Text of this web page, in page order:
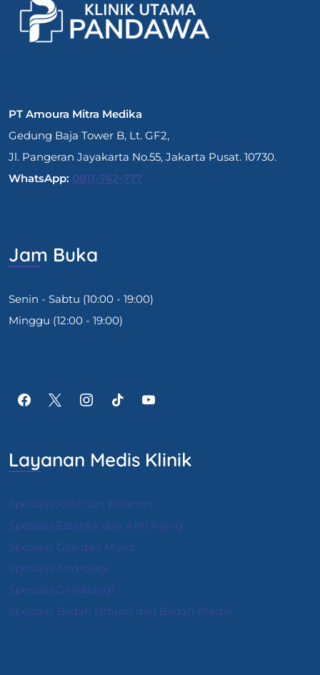
PT Amoura Mitra Medika
Gedung Baja Tower B, Lt. GF2,
Jl. Pangeran Jayakarta No.55, Jakarta Pusat. 10730.
WhatsApp: 0811-742-777
Jam Buka
Senin - Sabtu (10:00 - 19:00)
Minggu (12:00 - 19:00)
Layanan Medis Klinik
Spesialis Kulit dan Kelamin
Spesialis Estetika dan Anti Aging
Spesialis Gigi dan Mulut
Spesialis Andrologi
Spesialis Ginekologi
Spesialis Bedah Umum dan Bedah Plastik